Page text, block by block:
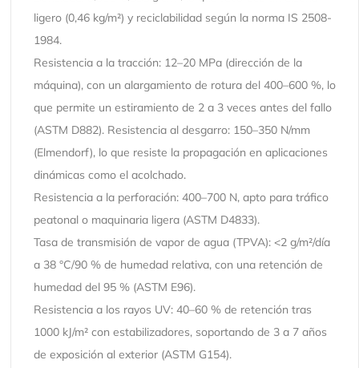
ligero (0,46 kg/m²) y reciclabilidad según la norma IS 2508-
1984.
Resistencia a la tracción: 12–20 MPa (dirección de la
máquina), con un alargamiento de rotura del 400–600 %, lo
que permite un estiramiento de 2 a 3 veces antes del fallo
(ASTM D882). Resistencia al desgarro: 150–350 N/mm
(Elmendorf), lo que resiste la propagación en aplicaciones
dinámicas como el acolchado.
Resistencia a la perforación: 400–700 N, apto para tráfico
peatonal o maquinaria ligera (ASTM D4833).
Tasa de transmisión de vapor de agua (TPVA): <2 g/m²/día
a 38 °C/90 % de humedad relativa, con una retención de
humedad del 95 % (ASTM E96).
Resistencia a los rayos UV: 40–60 % de retención tras
1000 kJ/m² con estabilizadores, soportando de 3 a 7 años
de exposición al exterior (ASTM G154).